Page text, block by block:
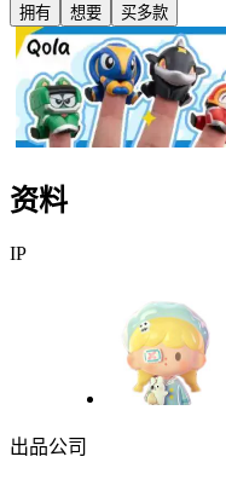
拥有
想要
买多款
资料
IP
出品公司